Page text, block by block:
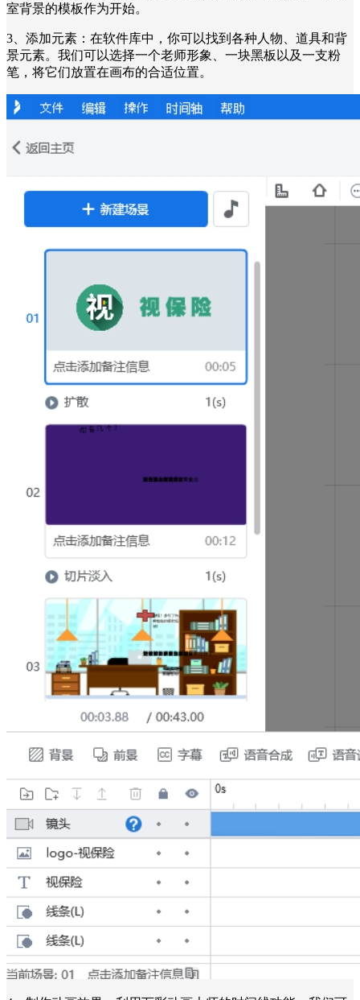
室背景的模板作为开始。
3、添加元素：在软件库中，你可以找到各种人物、道具和背
景元素。我们可以选择一个老师形象、一块黑板以及一支粉
笔，将它们放置在画布的合适位置。